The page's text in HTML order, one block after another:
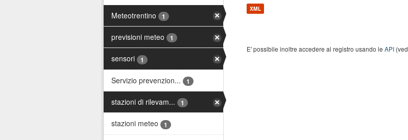
Meteotrentino 1
previsioni meteo 1
sensori 1
Servizio prevenzion... 1
stazioni di rilevam... 1
stazioni meteo 1
XML
E' possibile inoltre accedere al registro usando le API